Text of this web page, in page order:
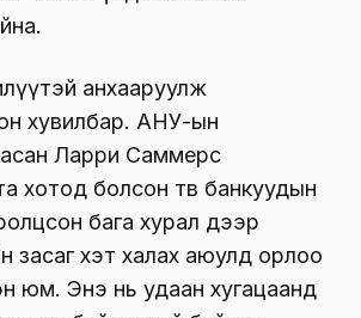
анхааруулж
хувилбар. АНУ-ын
Ларри Саммерс
хотод болсон төв банкуудын
бага хурал дээр
засаг хэт халах аюулд орлоо
юм. Энэ нь удаан хугацаанд